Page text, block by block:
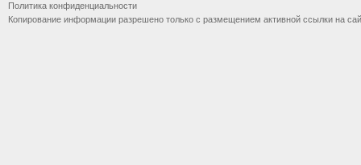
Политика конфиденциальности
Копирование информации разрешено только с размещением активной ссылки на